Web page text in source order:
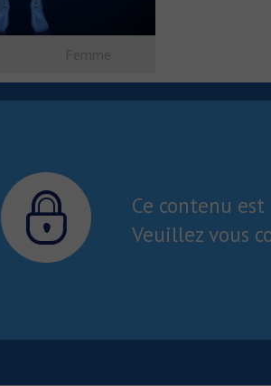
Ce contenu
Veuillez vous